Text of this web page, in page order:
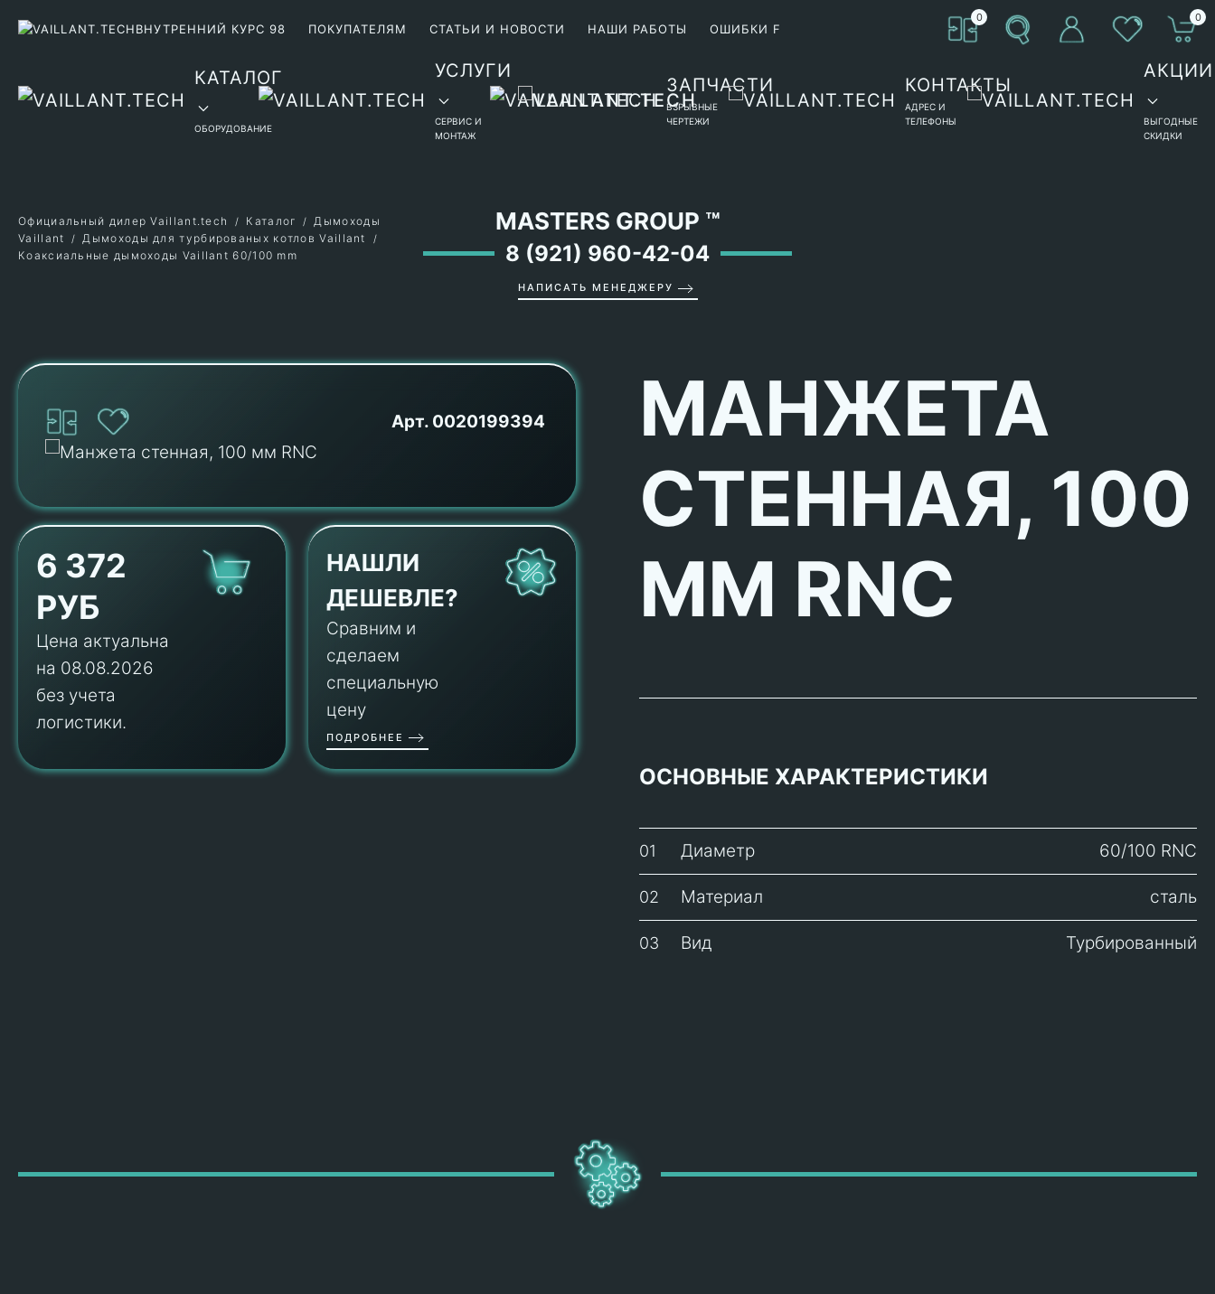
ВНУТРЕННИЙ КУРС 98 ПОКУПАТЕЛЯМ СТАТЬИ И НОВОСТИ НАШИ РАБОТЫ ОШИБКИ F
0 0
КАТАЛОГ
ОБОРУДОВАНИЕ
УСЛУГИ
СЕРВИС И
МОНТАЖ
ЗАПЧАСТИ
ВЗРЫВНЫЕ
ЧЕРТЕЖИ
КОНТАКТЫ
АДРЕС И
ТЕЛЕФОНЫ
АКЦИИ
ВЫГОДНЫЕ
СКИДКИ
MASTERS GROUP ™
8 (921) 960-42-04
НАПИСАТЬ МЕНЕДЖЕРУ
Официальный дилер Vaillant.tech Каталог
Дымоходы
Vaillant
Дымоходы для турбированых котлов Vaillant
Коаксиальные дымоходы Vaillant 60/100 mm
Арт. 0020199394
6 372
РУБ
Цена актуальна
на 08.08.2026
без учета
логистики.
НАШЛИ
ДЕШЕВЛЕ?
Сравним и
сделаем
специальную
цену
ПОДРОБНЕЕ
МАНЖЕТА
СТЕННАЯ, 100
ММ RNC
ОСНОВНЫЕ ХАРАКТЕРИСТИКИ
01 Диаметр 60/100 RNC
02 Материал сталь
03 Вид Турбированный